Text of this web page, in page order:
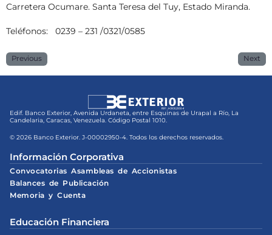
Carretera Ocumare. Santa Teresa del Tuy, Estado Miranda.
Teléfonos: 0239 – 231 /0321/0585
Previous Next
Edif. Banco Exterior, Avenida Urdaneta, entre Esquinas de Urapal a Río, La
Candelaria, Caracas, Venezuela. Código Postal 1010.
© 2026 Banco Exterior. J-00002950-4. Todos los derechos reservados.
Información Corporativa
Convocatorias Asambleas de Accionistas
Balances de Publicación
Memoria y Cuenta
Educación Financiera